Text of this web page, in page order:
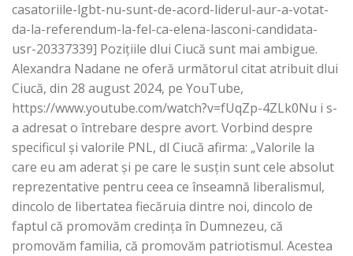
casatoriile-lgbt-nu-sunt-de-acord-liderul-aur-a-votat-
da-la-referendum-la-fel-ca-elena-lasconi-candidata-
usr-20337339] Pozițiile dlui Ciucă sunt mai ambigue.
Alexandra Nadane ne oferă următorul citat atribuit dlui
Ciucă, din 28 august 2024, pe YouTube,
https://www.youtube.com/watch?v=fUqZp-4ZLk0Nu i s-
a adresat o întrebare despre avort. Vorbind despre
specificul și valorile PNL, dl Ciucă afirma: „Valorile la
care eu am aderat și pe care le susțin sunt cele absolut
reprezentative pentru ceea ce înseamnă liberalismul,
dincolo de libertatea fiecăruia dintre noi, dincolo de
faptul că promovăm credința în Dumnezeu, că
promovăm familia, că promovăm patriotismul. Acestea